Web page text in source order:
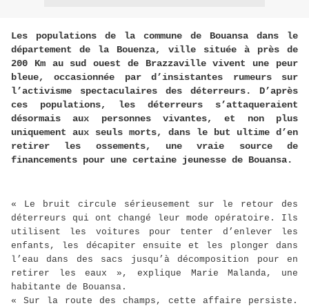
Les populations de la commune de Bouansa dans le
département de la Bouenza, ville située à près de
200 Km au sud ouest de Brazzaville vivent une peur
bleue, occasionnée par d’insistantes rumeurs sur
l’activisme spectaculaires des déterreurs. D’après
ces populations, les déterreurs s’attaqueraient
désormais aux personnes vivantes, et non plus
uniquement aux seuls morts, dans le but ultime d’en
retirer les ossements, une vraie source de
financements pour une certaine jeunesse de Bouansa.
« Le bruit circule sérieusement sur le retour des
déterreurs qui ont changé leur mode opératoire. Ils
utilisent les voitures pour tenter d’enlever les
enfants, les décapiter ensuite et les plonger dans
l’eau dans des sacs jusqu’à décomposition pour en
retirer les eaux », explique Marie Malanda, une
habitante de Bouansa.
« Sur la route des champs, cette affaire persiste.